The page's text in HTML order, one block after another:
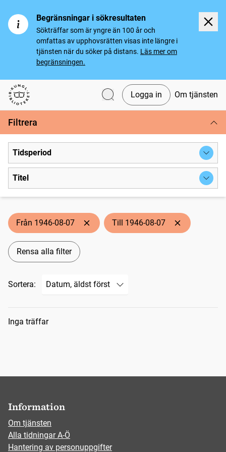
Begränsningar i sökresultaten
Sökträffar som är yngre än 100 år och
omfattas av upphovsrätten visas inte längre i
tjänsten när du söker på distans. Läs mer om
begränsningen.
Svenska tidningar
Logga in Om tjänsten
Filtrera
Tidsperiod
Titel
Från 1946-08-07 Till 1946-08-07
Rensa alla filter
Sortera:
Sökresultat
Inga träffar
Information
Om tjänsten
Alla tidningar A-Ö
Hantering av personuppgifter